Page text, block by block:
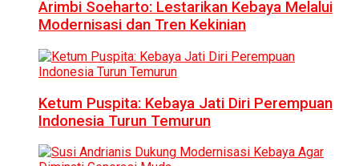
Arimbi Soeharto: Lestarikan Kebaya Melalui
Modernisasi dan Tren Kekinian
Ketum Puspita: Kebaya Jati Diri Perempuan
Indonesia Turun Temurun